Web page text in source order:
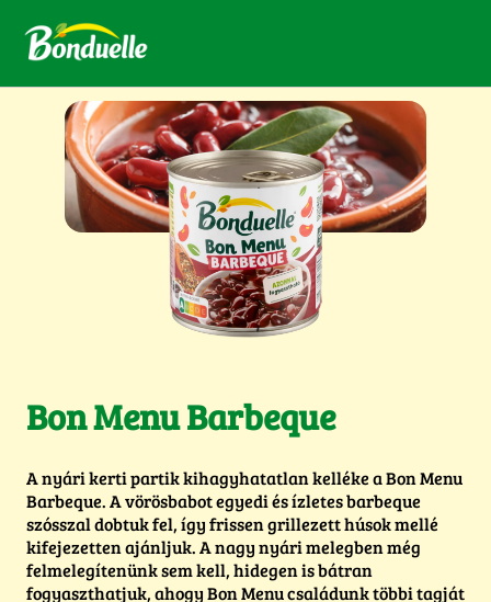
Bon Menu Barbeque
A nyári kerti partik kihagyhatatlan kelléke a Bon Menu
Barbeque. A vörösbabot egyedi és ízletes barbeque
szósszal dobtuk fel, így frissen grillezett húsok mellé
kifejezetten ajánljuk. A nagy nyári melegben még
felmelegítenünk sem kell, hidegen is bátran
fogyaszthatjuk, ahogy Bon Menu családunk többi tagját